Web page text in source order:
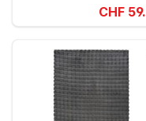
CHF